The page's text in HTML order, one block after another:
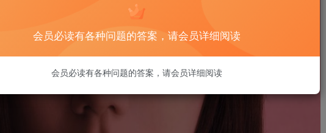
会员必读有各种问题的答案，请会员详细阅读
会员必读有各种问题的答案，请会员详细阅读